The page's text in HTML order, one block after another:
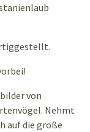
von
Nehmt
auf die große